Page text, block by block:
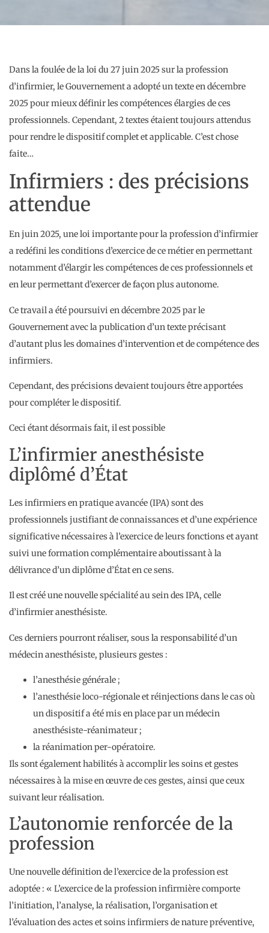
Dans la foulée de la loi du 27 juin 2025 sur la profession
d’infirmier, le Gouvernement a adopté un texte en décembre
2025 pour mieux définir les compétences élargies de ces
professionnels. Cependant, 2 textes étaient toujours attendus
pour rendre le dispositif complet et applicable. C’est chose
faite…
Infirmiers : des précisions
attendue
En juin 2025, une loi importante pour la profession d’infirmier
a redéfini les conditions d’exercice de ce métier en permettant
notamment d’élargir les compétences de ces professionnels et
en leur permettant d’exercer de façon plus autonome.
Ce travail a été poursuivi en décembre 2025 par le
Gouvernement avec la publication d’un texte précisant
d’autant plus les domaines d’intervention et de compétence des
infirmiers.
Cependant, des précisions devaient toujours être apportées
pour compléter le dispositif.
Ceci étant désormais fait, il est possible
L’infirmier anesthésiste
diplômé d’État
Les infirmiers en pratique avancée (IPA) sont des
professionnels justifiant de connaissances et d’une expérience
significative nécessaires à l’exercice de leurs fonctions et ayant
suivi une formation complémentaire aboutissant à la
délivrance d’un diplôme d’État en ce sens.
Il est créé une nouvelle spécialité au sein des IPA, celle
d’infirmier anesthésiste.
Ces derniers pourront réaliser, sous la responsabilité d’un
médecin anesthésiste, plusieurs gestes :
l’anesthésie générale ;
l’anesthésie loco-régionale et réinjections dans le cas où
un dispositif a été mis en place par un médecin
anesthésiste-réanimateur ;
la réanimation per-opératoire.
Ils sont également habilités à accomplir les soins et gestes
nécessaires à la mise en œuvre de ces gestes, ainsi que ceux
suivant leur réalisation.
L’autonomie renforcée de la
profession
Une nouvelle définition de l’exercice de la profession est
adoptée : « L’exercice de la profession infirmière comporte
l’initiation, l’analyse, la réalisation, l’organisation et
l’évaluation des actes et soins infirmiers de nature préventive,